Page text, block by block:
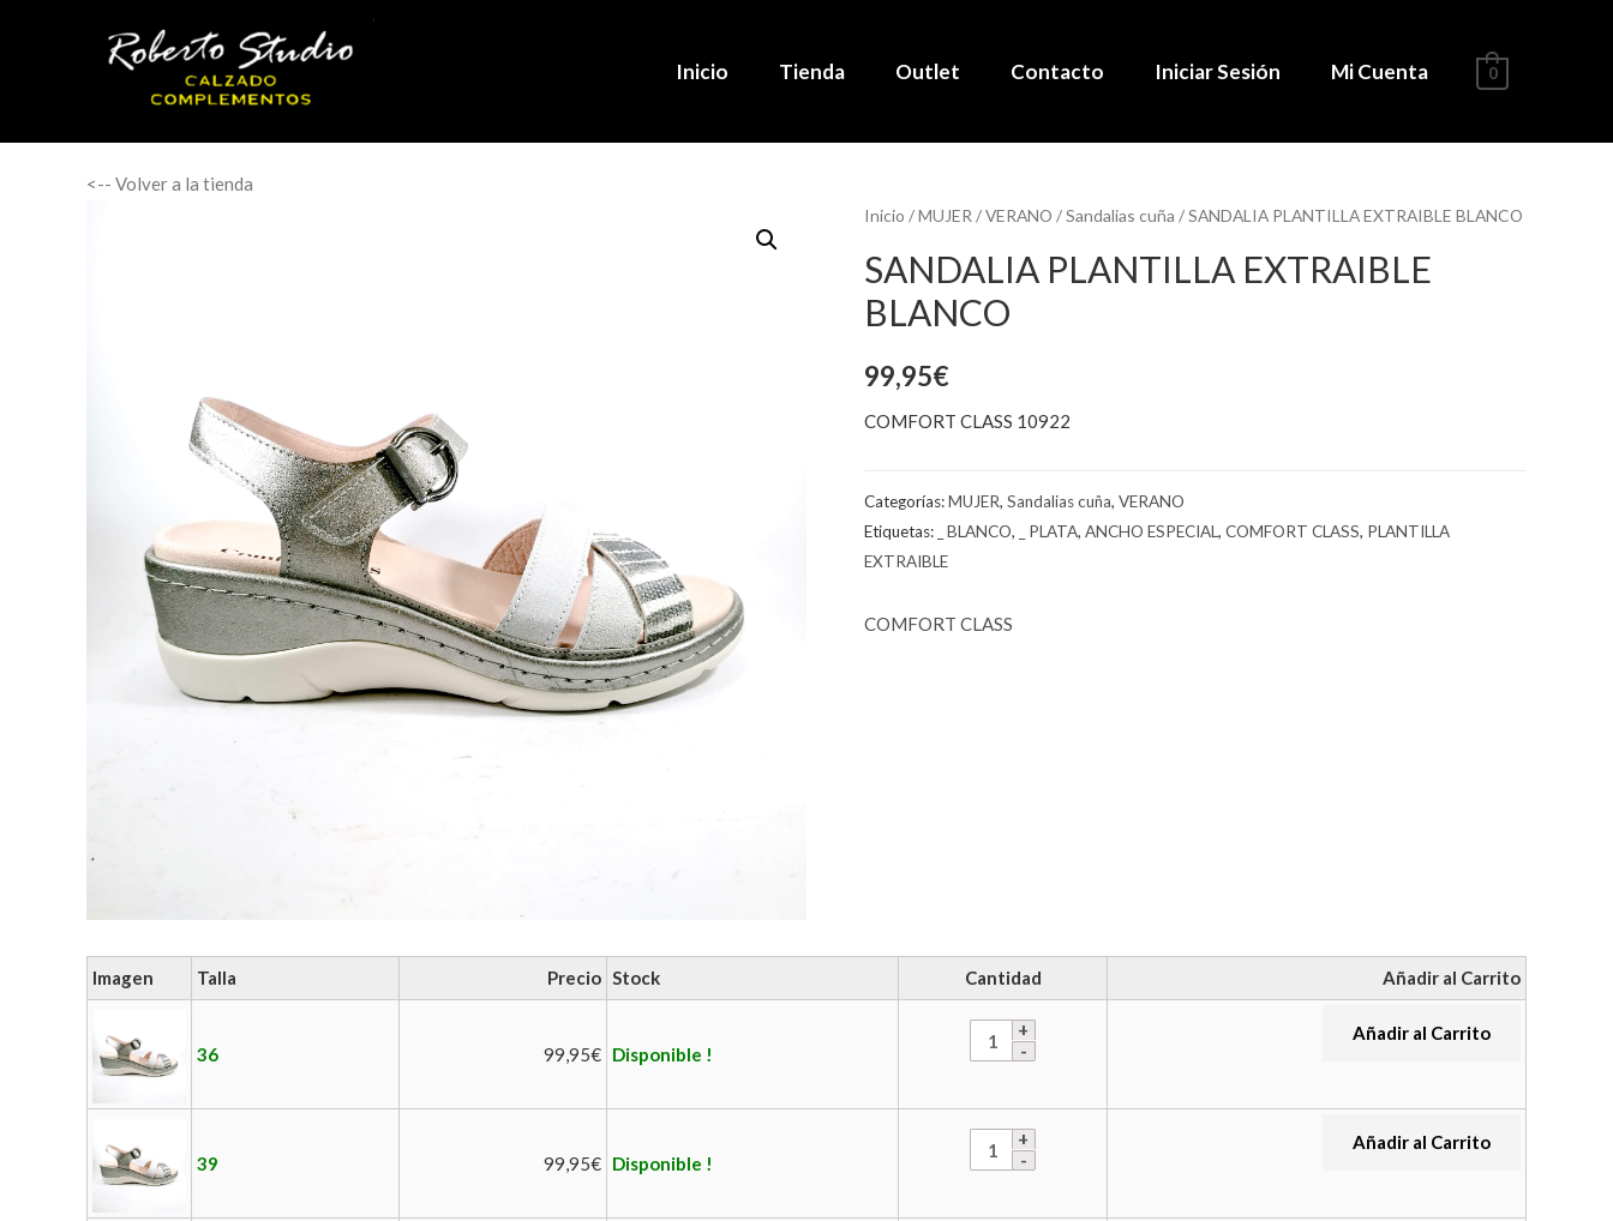
Inicio Tienda Outlet Contacto Iniciar Sesión Mi Cuenta 0
<-- Volver a la tienda
Inicio /MUJER /VERANO /Sandalias cuña / SANDALIA PLANTILLA EXTRAIBLE BLANCO
SANDALIA PLANTILLA EXTRAIBLE
BLANCO
99,95€
COMFORT CLASS 10922
Categorías:MUJER, Sandalias cuña, VERANO
Etiquetas:
_ BLANCO, _ PLATA, ANCHO ESPECIAL, COMFORT CLASS, PLANTILLA
EXTRAIBLE
COMFORT CLASS
Imagen Talla Precio Stock Cantidad Añadir al Carrito
36 99,95€ Disponible !
Añadir al Carrito
39 99,95€ Disponible !
Añadir al Carrito